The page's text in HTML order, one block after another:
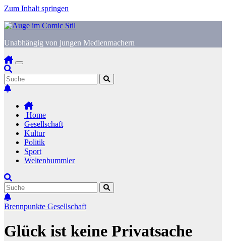
Zum Inhalt springen
Unabhängig von jungen Medienmachern
Home
Gesellschaft
Kultur
Politik
Sport
Weltenbummler
Brennpunkte Gesellschaft
Glück ist keine Privatsache